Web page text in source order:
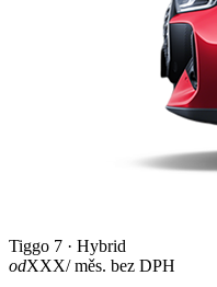
Tiggo 7 · Hybrid
odXXX/ měs. bez DPH